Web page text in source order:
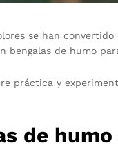
se han
bengalas de humo
práctica y
de